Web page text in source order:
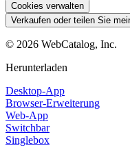
Cookies verwalten
Verkaufen oder teilen Sie
© 2026 WebCatalog, Inc.
Herunterladen
Desktop-App
Browser-Erweiterung
Web-App
Switchbar
Singlebox